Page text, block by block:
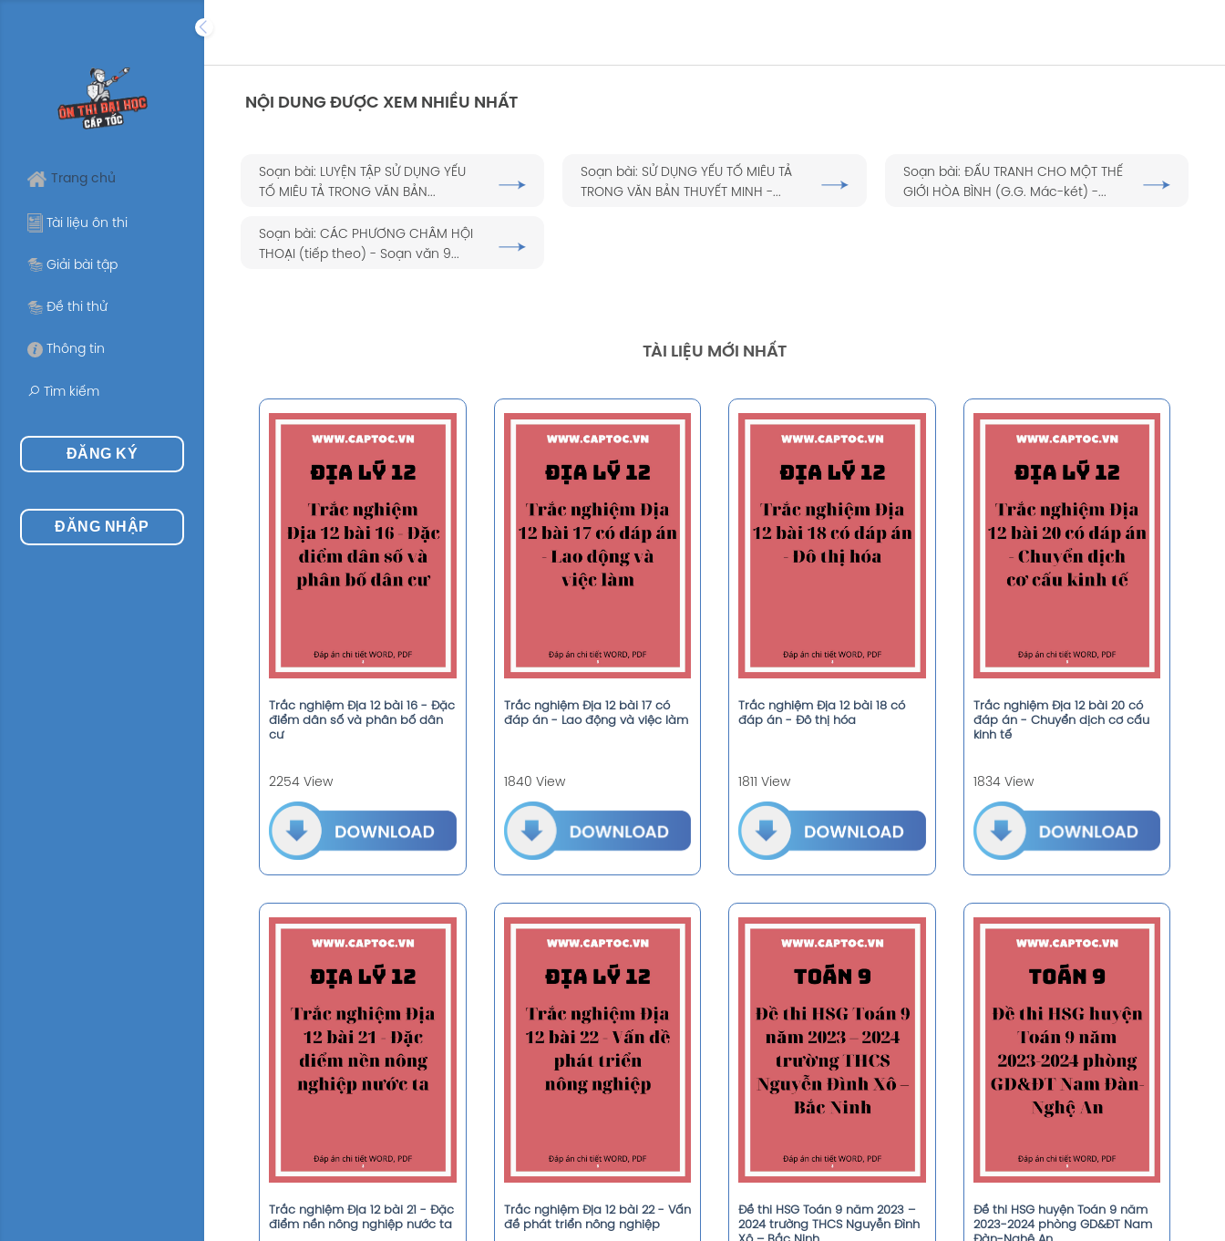
Trang chủ
Tài liệu ôn thi
Giải bài tập
Đề thi thử
Thông tin
Tìm kiếm
ĐĂNG KÝ
ĐĂNG NHẬP
NỘI DUNG ĐƯỢC XEM NHIỀU NHẤT
Soạn bài: LUYỆN TẬP SỬ DỤNG YẾU
TỐ MIÊU TẢ TRONG VĂN BẢN...
Soạn bài: SỬ DỤNG YẾU TỐ MIÊU TẢ
TRONG VĂN BẢN THUYẾT MINH -...
Soạn bài: ĐẤU TRANH CHO MỘT THẾ
GIỚI HÒA BÌNH (G.G. Mác-két) -...
Soạn bài: CÁC PHƯƠNG CHÂM HỘI
THOẠI (tiếp theo) - Soạn văn 9...
TÀI LIỆU MỚI NHẤT
Trắc nghiệm Địa 12 bài 16 - Đặc
điểm dân số và phân bố dân
cư
2254 View
Trắc nghiệm Địa 12 bài 17 có
đáp án - Lao động và việc làm
1840 View
Trắc nghiệm Địa 12 bài 18 có
đáp án - Đô thị hóa
1811 View
Trắc nghiệm Địa 12 bài 20 có
đáp án - Chuyển dịch cơ cấu
kinh tế
1834 View
Trắc nghiệm Địa 12 bài 21 - Đặc
điểm nền nông nghiệp nước ta
Trắc nghiệm Địa 12 bài 22 - Vấn
đề phát triển nông nghiệp
Đề thi HSG Toán 9 năm 2023 –
2024 trường THCS Nguyễn Đình
Đề thi HSG huyện Toán 9 năm
2023-2024 phòng GD&ĐT Nam